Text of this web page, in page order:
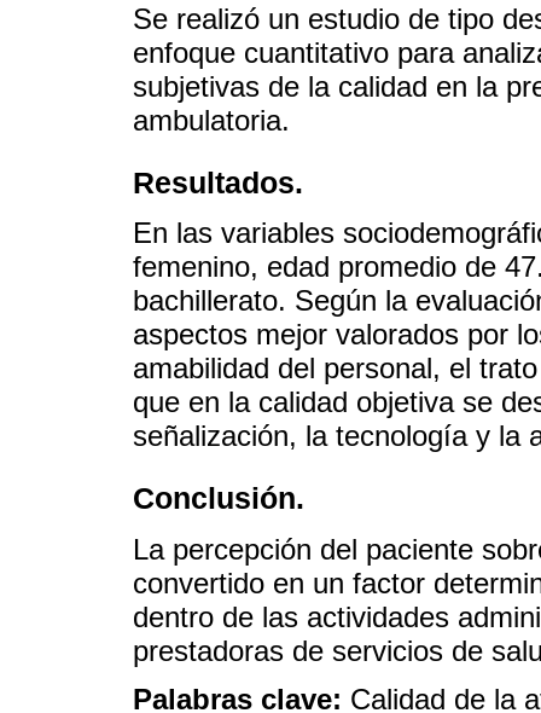
Se realizó un estudio de tipo
enfoque cuantitativo para
subjetivas de la calidad en la
ambulatoria.
Resultados.
En las variables
femenino, edad promedio de
bachillerato. Según la
aspectos mejor valorados por
amabilidad del personal, el
que en la calidad objetiva se
señalización, la tecnología y la
Conclusión.
La percepción del paciente
convertido en un factor
dentro de las actividades
prestadoras de servicios de
Palabras clave: Calidad de la